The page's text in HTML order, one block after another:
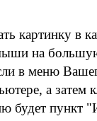
картинку в
на
в меню
а затем
будет пункт